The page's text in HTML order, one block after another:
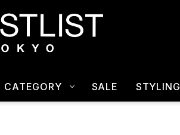
CATEGORY SALE STYLING